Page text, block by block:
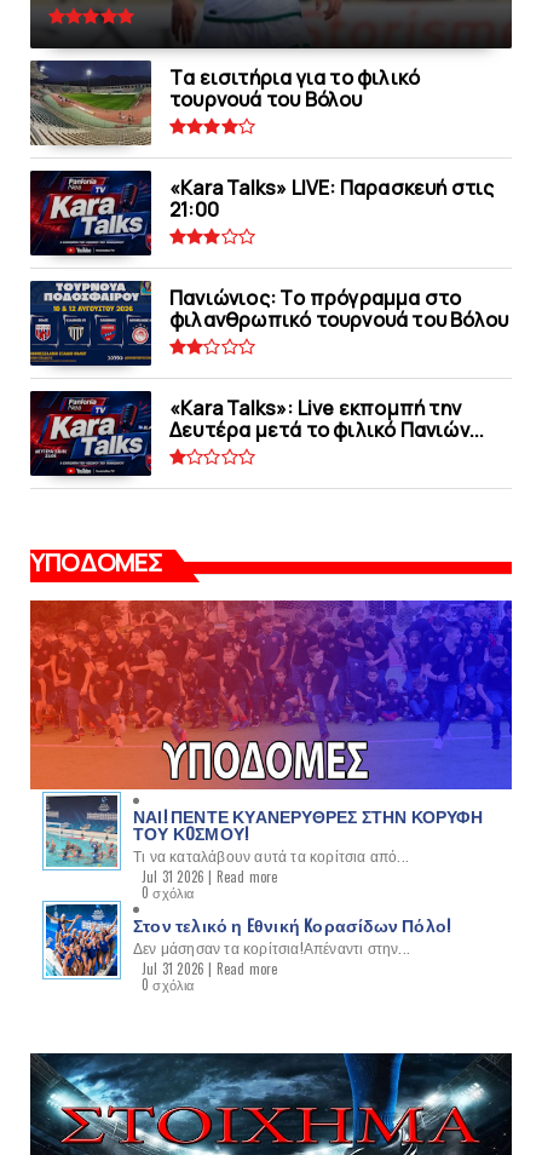
Tα εισιτήρια για το φιλικό
τουρνουά του Bόλου
«Kara Talks» LIVE: Παρασκευή στις
21:00
Πανιώνιoς: Tο πρόγραμμα στο
φιλανθρωπικό τουρνουά του Bόλου
«Kara Talks»: Live εκπομπή την
Δευτέρα μετά το φιλικό Πανιών...
ΥΠΟΔΟΜΕΣ
ΝΑΙ! ΠΕΝΤΕ ΚΥΑΝΕΡΥΘΡΕΣ ΣΤΗΝ ΚΟΡΥΦΗ
ΤΟΥ ΚOΣΜΟΥ!
Τι να καταλάβουν αυτά τα κορίτσια από...
Jul 31 2026 | Read more
0 σχόλια
Στον τελικό η Eθνική Kορασίδων Πόλο!
Δεν μάσησαν τα κορίτσια!Απέναντι στην...
Jul 31 2026 | Read more
0 σχόλια